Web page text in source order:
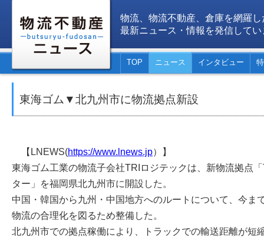
物流、物流不動産、倉庫を網羅し
最新ニュース・情報を発信してい
TOP ニュース インタビュー
東海ゴム▼北九州市に物流拠点新設
【LNEWS(https://www.lnews.jp）】
東海ゴム工業の物流子会社TRIロジテックは、新物流拠点
ター」を福岡県北九州市に開設した。
中国・韓国から九州・中国地方へのルートについて、今ま
物流の合理化を図るため整備した。
北九州市での拠点稼働により、トラックでの輸送距離が短